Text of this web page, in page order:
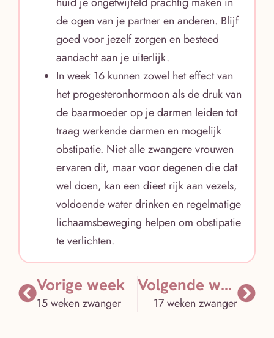
de ogen van je partner en anderen. Blijf
goed voor jezelf zorgen en besteed
aandacht aan je uiterlijk.
In week 16 kunnen zowel het effect van
het progesteronhormoon als de druk van
de baarmoeder op je darmen leiden tot
traag werkende darmen en mogelijk
obstipatie. Niet alle zwangere vrouwen
ervaren dit, maar voor degenen die dat
wel doen, kan een dieet rijk aan vezels,
voldoende water drinken en regelmatige
lichaamsbeweging helpen om obstipatie
te verlichten.
Vorige week
15 weken zwanger
Volgende week
17 weken zwanger